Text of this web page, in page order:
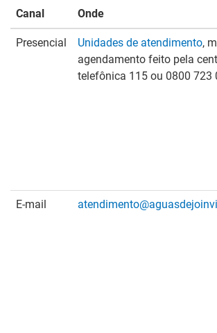
Canal Onde
Presencial Unidades de atendimento,
agendamento feito pela
telefônica 115 ou 0800 723
E-mail